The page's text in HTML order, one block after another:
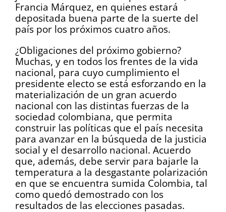
Francia Márquez, en quienes estará
depositada buena parte de la suerte del
país por los próximos cuatro años.
¿Obligaciones del próximo gobierno?
Muchas, y en todos los frentes de la vida
nacional, para cuyo cumplimiento el
presidente electo se está esforzando en la
materialización de un gran acuerdo
nacional con las distintas fuerzas de la
sociedad colombiana, que permita
construir las políticas que el país necesita
para avanzar en la búsqueda de la justicia
social y el desarrollo nacional. Acuerdo
que, además, debe servir para bajarle la
temperatura a la desgastante polarización
en que se encuentra sumida Colombia, tal
como quedó demostrado con los
resultados de las elecciones pasadas.